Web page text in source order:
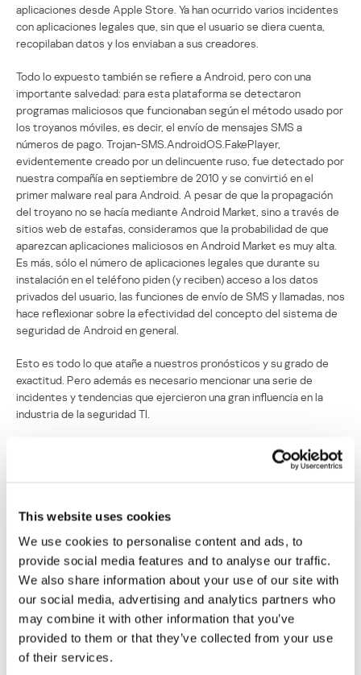
This website uses cookies
We use cookies to personalise content and ads, to
provide social media features and to analyse our traffic.
We also share information about your use of our site with
our social media, advertising and analytics partners who
may combine it with other information that you’ve
provided to them or that they’ve collected from your use
of their services.
aplicaciones desde Apple Store. Ya han ocurrido varios incidentes
con aplicaciones legales que, sin que el usuario se diera cuenta,
recopilaban datos y los enviaban a sus creadores.
Todo lo expuesto también se refiere a Android, pero con una
importante salvedad: para esta plataforma se detectaron
programas maliciosos que funcionaban según el método usado por
los troyanos móviles, es decir, el envío de mensajes SMS a
números de pago. Trojan-SMS.AndroidOS.FakePlayer,
evidentemente creado por un delincuente ruso, fue detectado por
nuestra compañía en septiembre de 2010 y se convirtió en el
primer malware real para Android. A pesar de que la propagación
del troyano no se hacía mediante Android Market, sino a través de
sitios web de estafas, consideramos que la probabilidad de que
aparezcan aplicaciones maliciosos en Android Market es muy alta.
Es más, sólo el número de aplicaciones legales que durante su
instalación en el teléfono piden (y reciben) acceso a los datos
privados del usuario, las funciones de envío de SMS y llamadas, nos
hace reflexionar sobre la efectividad del concepto del sistema de
seguridad de Android en general.
Esto es todo lo que atañe a nuestros pronósticos y su grado de
exactitud. Pero además es necesario mencionar una serie de
incidentes y tendencias que ejercieron una gran influencia en la
industria de la seguridad TI.
Ataques dirigidos a las corporaciones y
El ataque conocido como “Aurora” no sólo afectó a Google
una serie de grandes compañías en todo el mundo. El incidente
puso al descubierto grandes brechas en los sistemas de seguridad
y reveló el objetivo potencial de los atacantes: el espionaje
cibernético y el robo de información comercial confidencial. Cabe
destacar que en el futuro estos ataques dirigidos se usarán con
los mismos objetivos.
La historia del gusano Stuxnet, que ya hemos mencionado, es